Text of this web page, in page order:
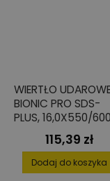
WIERTŁO
BIONIC PRO SDS-
PLUS, 16,0X550/600
Cena
115,39 zł
Dodaj do koszyka